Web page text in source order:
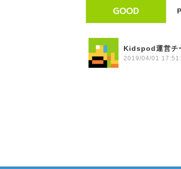
Kidspod運営チ
2019/04/01